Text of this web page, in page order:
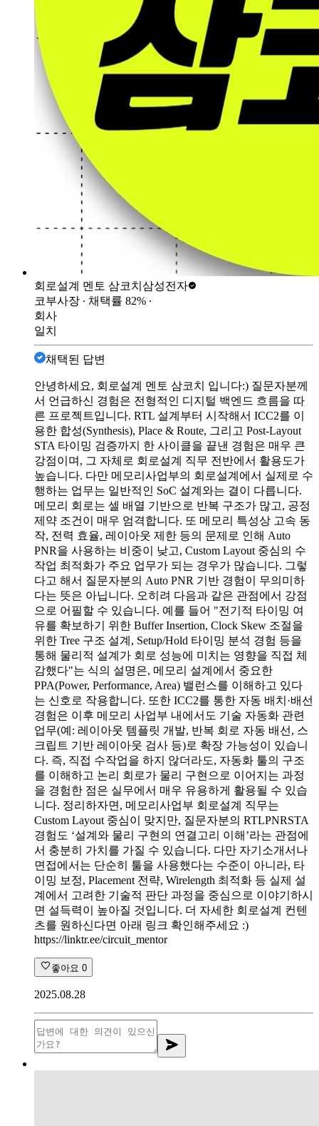
회로설계 멘토 삼코치 삼성전자
코부사장 ∙ 채택률 82% ∙
회사
일치
채택된 답변
안녕하세요, 회로설계 멘토 삼코치 입니다:) 질문자분께
서 언급하신 경험은 전형적인 디지털 백엔드 흐름을 따
른 프로젝트입니다. RTL 설계부터 시작해서 ICC2를 이
용한 합성(Synthesis), Place & Route, 그리고 Post-Layout
STA 타이밍 검증까지 한 사이클을 끝낸 경험은 매우 큰
강점이며, 그 자체로 회로설계 직무 전반에서 활용도가
높습니다. 다만 메모리사업부의 회로설계에서 실제로 수
행하는 업무는 일반적인 SoC 설계와는 결이 다릅니다.
메모리 회로는 셀 배열 기반으로 반복 구조가 많고, 공정
제약 조건이 매우 엄격합니다. 또 메모리 특성상 고속 동
작, 전력 효율, 레이아웃 제한 등의 문제로 인해 Auto
PNR을 사용하는 비중이 낮고, Custom Layout 중심의 수
작업 최적화가 주요 업무가 되는 경우가 많습니다. 그렇
다고 해서 질문자분의 Auto PNR 기반 경험이 무의미하
다는 뜻은 아닙니다. 오히려 다음과 같은 관점에서 강점
으로 어필할 수 있습니다. 예를 들어 "전기적 타이밍 여
유를 확보하기 위한 Buffer Insertion, Clock Skew 조절을
위한 Tree 구조 설계, Setup/Hold 타이밍 분석 경험 등을
통해 물리적 설계가 회로 성능에 미치는 영향을 직접 체
감했다"는 식의 설명은, 메모리 설계에서 중요한
PPA(Power, Performance, Area) 밸런스를 이해하고 있다
는 신호로 작용합니다. 또한 ICC2를 통한 자동 배치·배선
경험은 이후 메모리 사업부 내에서도 기술 자동화 관련
업무(예: 레이아웃 템플릿 개발, 반복 회로 자동 배선, 스
크립트 기반 레이아웃 검사 등)로 확장 가능성이 있습니
다. 즉, 직접 수작업을 하지 않더라도, 자동화 툴의 구조
를 이해하고 논리 회로가 물리 구현으로 이어지는 과정
을 경험한 점은 실무에서 매우 유용하게 활용될 수 있습
니다. 정리하자면, 메모리사업부 회로설계 직무는
Custom Layout 중심이 맞지만, 질문자분의 RTLPNRSTA
경험도 ‘설계와 물리 구현의 연결고리 이해’라는 관점에
서 충분히 가치를 가질 수 있습니다. 다만 자기소개서나
면접에서는 단순히 툴을 사용했다는 수준이 아니라, 타
이밍 보정, Placement 전략, Wirelength 최적화 등 실제 설
계에서 고려한 기술적 판단 과정을 중심으로 이야기하시
면 설득력이 높아질 것입니다. 더 자세한 회로설계 컨텐
츠를 원하신다면 아래 링크 확인해주세요 :)
https://linktr.ee/circuit_mentor
좋아요 0
2025.08.28